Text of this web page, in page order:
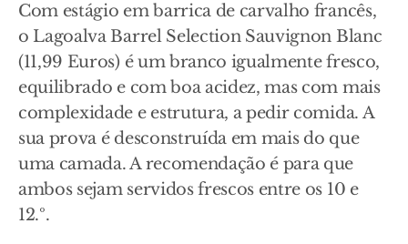
Com estágio em barrica de carvalho francês,
o Lagoalva Barrel Selection Sauvignon Blanc
(11,99 Euros) é um branco igualmente fresco,
equilibrado e com boa acidez, mas com mais
complexidade e estrutura, a pedir comida. A
sua prova é desconstruída em mais do que
uma camada. A recomendação é para que
ambos sejam servidos frescos entre os 10 e
12.º.